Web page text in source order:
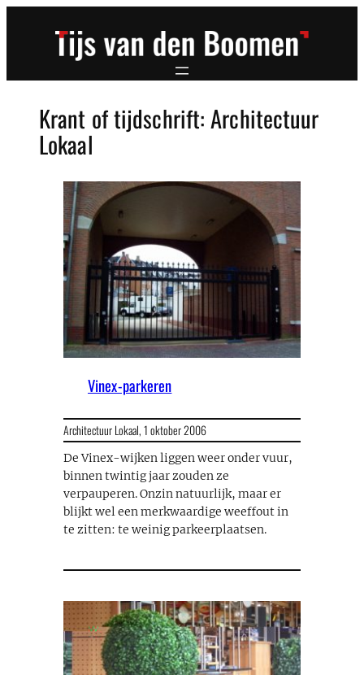
Krant of tijdschrift:Architectuur
Lokaal
Vinex-parkeren
Architectuur Lokaal,1 oktober 2006
De Vinex-wijken liggen weer onder vuur,
binnen twintig jaar zouden ze
verpauperen. Onzin natuurlijk, maar er
blijkt wel een merkwaardige weeffout in
te zitten: te weinig parkeerplaatsen.